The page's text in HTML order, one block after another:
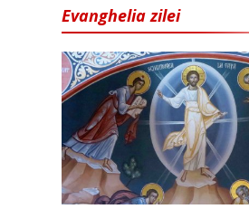
Evanghelia zilei